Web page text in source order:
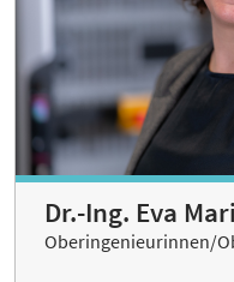
Dr.-Ing. Eva
Oberingenieurinnen/